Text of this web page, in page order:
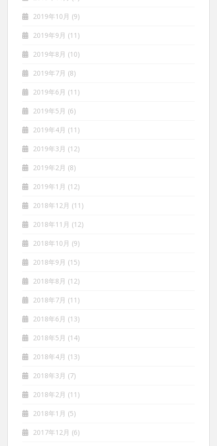
2019年10月 (9)
2019年9月 (11)
2019年8月 (10)
2019年7月 (8)
2019年6月 (11)
2019年5月 (6)
2019年4月 (11)
2019年3月 (12)
2019年2月 (8)
2019年1月 (12)
2018年12月 (11)
2018年11月 (12)
2018年10月 (9)
2018年9月 (15)
2018年8月 (12)
2018年7月 (11)
2018年6月 (13)
2018年5月 (14)
2018年4月 (13)
2018年3月 (7)
2018年2月 (11)
2018年1月 (5)
2017年12月 (6)